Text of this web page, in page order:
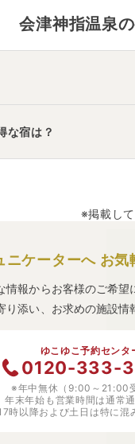
会津神指温泉
宿 東鳳
な宿は？
※掲載し
ニケーターへ お気
報からお客様のご希
り添い、お求めの施設情
ゆこゆこ予約センタ
0120-333-
※年中無休（9:00～21:00
年末年始も営業時間は通常通
時以降および土日は特に混